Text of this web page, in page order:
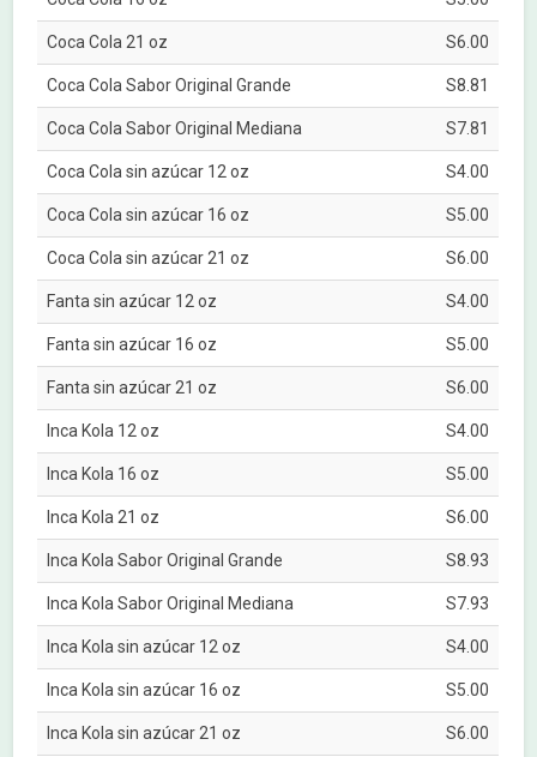
Coca Cola 21 oz S6.00
Coca Cola Sabor Original Grande S8.81
Coca Cola Sabor Original Mediana S7.81
Coca Cola sin azúcar 12 oz S4.00
Coca Cola sin azúcar 16 oz S5.00
Coca Cola sin azúcar 21 oz S6.00
Fanta sin azúcar 12 oz S4.00
Fanta sin azúcar 16 oz S5.00
Fanta sin azúcar 21 oz S6.00
Inca Kola 12 oz S4.00
Inca Kola 16 oz S5.00
Inca Kola 21 oz S6.00
Inca Kola Sabor Original Grande S8.93
Inca Kola Sabor Original Mediana S7.93
Inca Kola sin azúcar 12 oz S4.00
Inca Kola sin azúcar 16 oz S5.00
Inca Kola sin azúcar 21 oz S6.00